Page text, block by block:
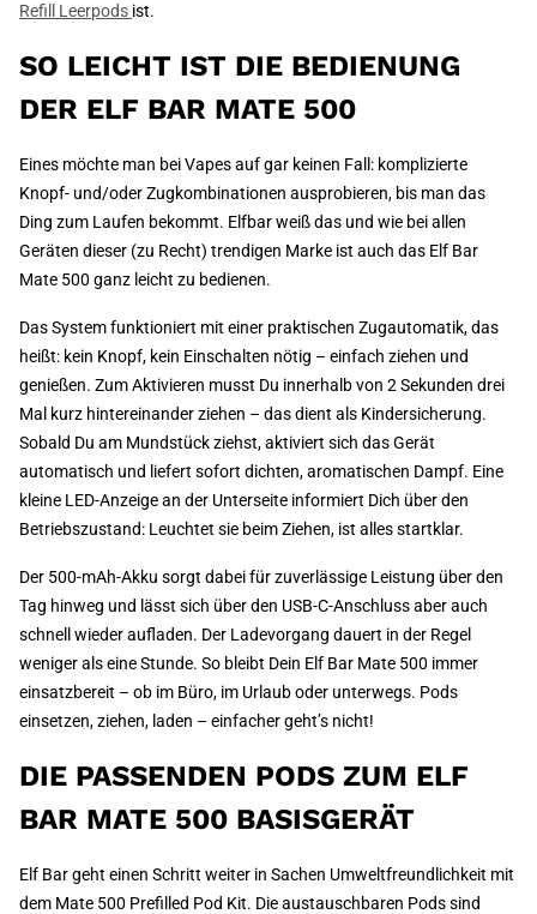
Refill Leerpods ist.
SO LEICHT IST DIE BEDIENUNG
DER ELF BAR MATE 500
Eines möchte man bei Vapes auf gar keinen Fall: komplizierte
Knopf- und/oder Zugkombinationen ausprobieren, bis man das
Ding zum Laufen bekommt. Elfbar weiß das und wie bei allen
Geräten dieser (zu Recht) trendigen Marke ist auch das Elf Bar
Mate 500 ganz leicht zu bedienen.
Das System funktioniert mit einer praktischen Zugautomatik, das
heißt: kein Knopf, kein Einschalten nötig – einfach ziehen und
genießen. Zum Aktivieren musst Du innerhalb von 2 Sekunden drei
Mal kurz hintereinander ziehen – das dient als Kindersicherung.
Sobald Du am Mundstück ziehst, aktiviert sich das Gerät
automatisch und liefert sofort dichten, aromatischen Dampf. Eine
kleine LED-Anzeige an der Unterseite informiert Dich über den
Betriebszustand: Leuchtet sie beim Ziehen, ist alles startklar.
Der 500-mAh-Akku sorgt dabei für zuverlässige Leistung über den
Tag hinweg und lässt sich über den USB-C-Anschluss aber auch
schnell wieder aufladen. Der Ladevorgang dauert in der Regel
weniger als eine Stunde. So bleibt Dein Elf Bar Mate 500 immer
einsatzbereit – ob im Büro, im Urlaub oder unterwegs. Pods
einsetzen, ziehen, laden – einfacher geht’s nicht!
DIE PASSENDEN PODS ZUM ELF
BAR MATE 500 BASISGERÄT
Elf Bar geht einen Schritt weiter in Sachen Umweltfreundlichkeit mit
dem Mate 500 Prefilled Pod Kit. Die austauschbaren Pods sind